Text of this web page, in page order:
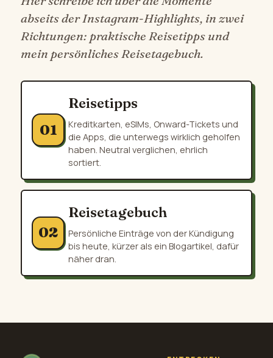
abseits der Instagram-Highlights, in zwei
Richtungen: praktische Reisetipps und
mein persönliches Reisetagebuch.
01
Reisetipps
Kreditkarten, eSIMs, Onward-Tickets und
die Apps, die unterwegs wirklich geholfen
haben. Neutral verglichen, ehrlich
sortiert.
02
Reisetagebuch
Persönliche Einträge von der Kündigung
bis heute, kürzer als ein Blogartikel, dafür
näher dran.